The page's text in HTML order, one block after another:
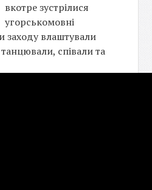
вкотре зустрілися
угорськомовні
заходу влаштували
співали та